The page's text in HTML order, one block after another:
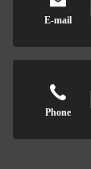
E-mail
Phone